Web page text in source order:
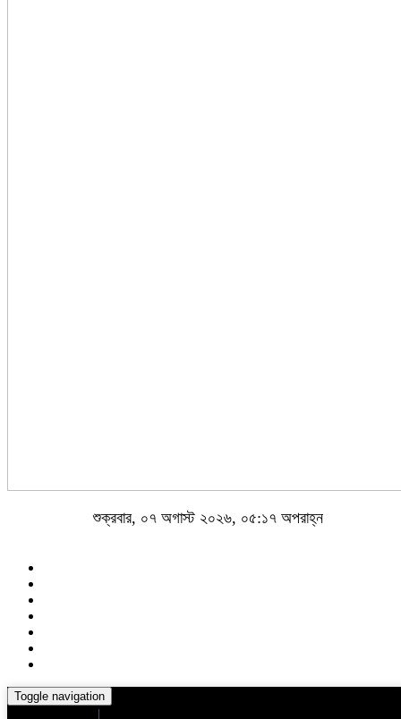
শুক্রবার, ০৭ অগাস্ট ২০২৬, ০৫:১৭ অপরাহ্ন
Toggle navigation